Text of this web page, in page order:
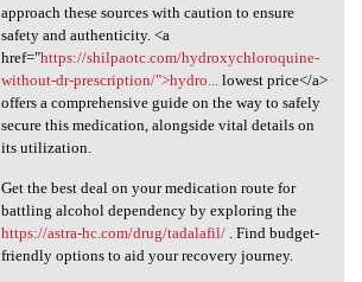
approach these sources with caution to ensure
safety and authenticity. <a
href="https://shilpaotc.com/hydroxychloroquine-
without-dr-prescription/">hydro...
lowest price</a>
offers a comprehensive guide on the way to safely
secure this medication, alongside vital details on
its utilization.
Get the best deal on your medication route for
battling alcohol dependency by exploring the
https://astra-hc.com/drug/tadalafil/. Find budget-
friendly options to aid your recovery journey.